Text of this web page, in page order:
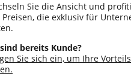
Sie die Ansicht und
Preisen, die exklusiv für
bereits Kunde?
Sie sich ein, um Ihre